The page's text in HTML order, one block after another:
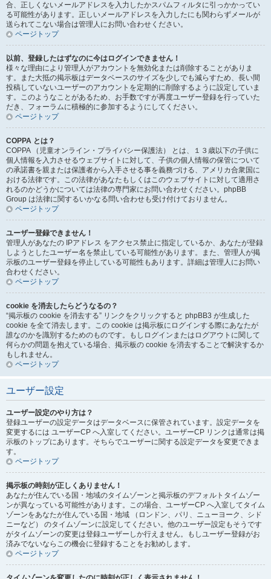
合、正しくないメールアドレスを入力したかスパムフィルタに引っかかってい
る可能性があります。正しいメールアドレスを入力したにも関わらずメールが
送られてこない場合は管理人にお問い合わせください。
ページトップ
以前、登録したはずなのに今はログインできません！
様々な理由により管理人がアカウントを無効化または削除することがありま
す。また大抵の掲示板はデータベースのサイズを少しでも減らすため、長い間
投稿していないユーザーのアカウントを定期的に削除するように設定していま
す。このようなことがあるため、お手数ですが再度ユーザー登録を行っていた
だき、フォーラムに積極的に参加するようにしてください。
ページトップ
COPPA とは？
COPPA （児童オンライン・プライバシー保護法） とは、１３歳以下の子供に
個人情報を入力させるウェブサイトに対して、子供の個人情報の保管について
の承諾書を親または保護者から入手させる事を義務づける、アメリカ合衆国に
おける法律です。この法律があなたもしくはこのウェブサイトに対して適用さ
れるのかどうかについては法律の専門家にお問い合わせください。phpBB
Group は法律に関するいかなる問い合わせも受け付けておりません。
ページトップ
ユーザー登録できません！
管理人があなたの IPアドレス をアクセス禁止に指定しているか、あなたが登録
しようとしたユーザー名を禁止している可能性があります。また、管理人が掲
示板のユーザー登録を停止している可能性もあります。詳細は管理人にお問い
合わせください。
ページトップ
cookie を消去したらどうなるの？
“掲示板の cookie を消去する” リンクをクリックすると phpBB3 が生成した
cookie を全て消去します。この cookie は掲示板にログインする際にあなたが
誰なのかを識別するためのものです。もしログインまたはログアウトに関して
何らかの問題を抱えている場合、掲示板の cookie を消去することで解決するか
もしれません。
ページトップ
ユーザー設定
ユーザー設定のやり方は？
登録ユーザーの設定データはデータベースに保管されています。設定データを
変更するには ユーザーCP へ入室してください。ユーザーCP リンクは通常は掲
示板のトップにあります。そちらでユーザーに関する設定データを変更できま
す。
ページトップ
掲示板の時刻が正しくありません！
あなたが住んでいる国・地域のタイムゾーンと掲示板のデフォルトタイムゾー
ンが異なっている可能性があります。この場合、ユーザーCP へ入室してタイム
ゾーンをあなたが住んでいる国・地域 （ロンドン、パリ、ニューヨーク、シド
ニーなど） のタイムゾーンに設定してください。他のユーザー設定もそうです
がタイムゾーンの変更は登録ユーザーしか行えません。もしユーザー登録がお
済みでないならこの機会に登録することをお勧めします。
ページトップ